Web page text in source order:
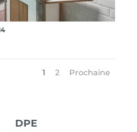
1 2 Prochaine
DPE